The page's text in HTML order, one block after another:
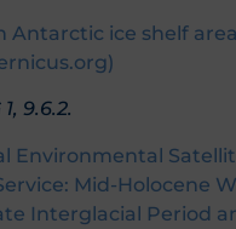
Antarctic ice shelf
9.6.2.
Environmental
Mid-Holocene
Interglacial Period